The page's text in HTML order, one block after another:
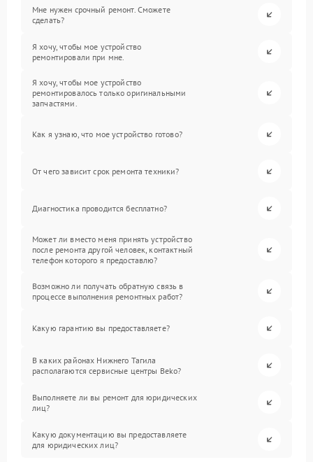
Мне нужен срочный ремонт. Сможете
сделать?
Я хочу, чтобы мое устройство
ремонтировали при мне.
Я хочу, чтобы мое устройство
ремонтировалось только оригинальными
запчастями.
Как я узнаю, что мое устройство готово?
От чего зависит срок ремонта техники?
Диагностика проводится бесплатно?
Может ли вместо меня принять устройство
после ремонта другой человек, контактный
телефон которого я предоставлю?
Возможно ли получать обратную связь в
процессе выполнения ремонтных работ?
Какую гарантию вы предоставляете?
В каких районах Нижнего Тагила
располагаются сервисные центры Beko?
Выполняете ли вы ремонт для юридических
лиц?
Какую документацию вы предоставляете
для юридических лиц?